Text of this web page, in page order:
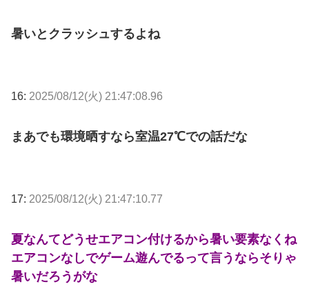
暑いとクラッシュするよね
16: 2025/08/12(火) 21:47:08.96
まあでも環境晒すなら室温27℃での話だな
17: 2025/08/12(火) 21:47:10.77
夏なんてどうせエアコン付けるから暑い要素なくね
エアコンなしでゲーム遊んでるって言うならそりゃ
暑いだろうがな